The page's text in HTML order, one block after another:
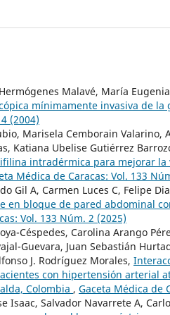
Malavé, María
mínimamente invasiva de
(2004)
Marisela Cemborain
Katiana Ubelise Gutiérrez
intradérmica para mejorar
Médica de Caracas: Vol. 133
Gil A, Carmen Luces C, Felipe
en bloque de pared abdominal
Vol. 133 Núm. 2 (2025)
Céspedes, Carolina Arango
Guevara, Juan Sebastián
J. Rodríguez Morales,
con hipertensión arterial
Colombia , Gaceta Médica de
Isaac, Salvador Navarrete A,